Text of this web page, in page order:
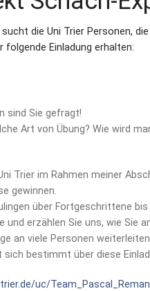
die Uni Trier Personen,
folgende Einladung erhalten:
sind Sie gefragt!
Art von Übung? Wie wird
Trier im Rahmen meiner
gewinnen.
über Fortgeschrittene
und erzählen Sie uns, wie Sie
an viele Personen
bestimmt über diese
uc/